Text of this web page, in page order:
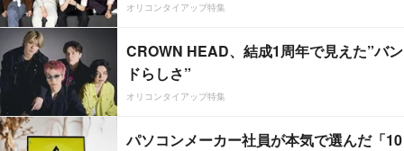
オリコンタイアップ特集
CROWN HEAD、結成1周年で見えた”バン
ドらしさ”
オリコンタイアップ特集
パソコンメーカー社員が本気で選んだ「10